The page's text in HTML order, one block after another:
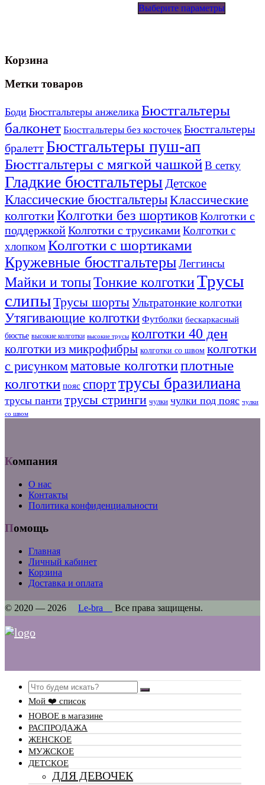
Выберите параметры
Корзина
Метки товаров
Боди Бюстгальтеры анжелика Бюстгальтеры
балконет Бюстгальтеры без косточек Бюстгальтеры
бралетт Бюстгальтеры пуш-ап
Бюстгальтеры с мягкой чашкойВ сетку
Гладкие бюстгальтерыДетское
Классические бюстгальтерыКлассические
колготкиКолготки без шортиковКолготки с
поддержкойКолготки с трусикамиКолготки с
хлопкомКолготки с шортиками
Кружевные бюстгальтерыЛеггинсы
Майки и топыТонкие колготкиТрусы
слипыТрусы шортыУльтратонкие колготки
Утягивающие колготки Футболки бескаркасный
бюстье высокие колготки высокие трусы колготки 40 ден
колготки из микрофибры колготки со швом колготки
с рисункомматовые колготкиплотные
колготки пояс спорттрусы бразилиана
трусы панти трусы стринги чулки чулки под пояс чулки
со швом
Компания
О нас
Контакты
Политика конфиденциальности
Помощь
Главная
Личный кабинет
Корзина
Доставка и оплата
© 2020 — 2026 Le-bra Все права защищены.
Search
Мой ❤️ список
НОВОЕ в магазине
РАСПРОДАЖА
ЖЕНСКОЕ
МУЖСКОЕ
ДЕТСКОЕ
ДЛЯ ДЕВОЧЕК